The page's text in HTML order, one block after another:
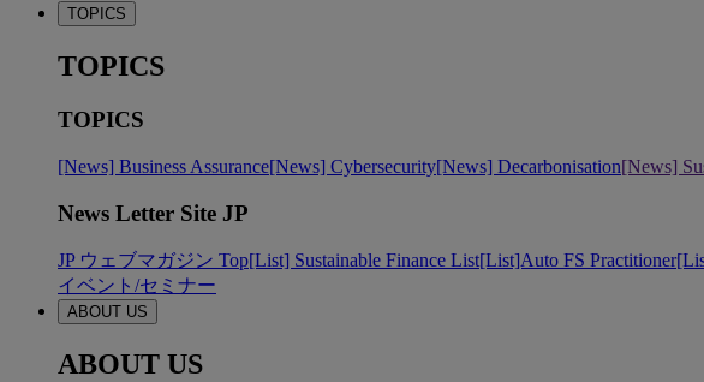
TOPICS
TOPICS
TOPICS
[News] Business Assurance[News] Cybersecurity[News] Decarbonisation[News]
News Letter Site JP
JP ウェブマガジン Top[List] Sustainable Finance List[List]Auto FS Practitioner
イベント/セミナー
ABOUT US
ABOUT US